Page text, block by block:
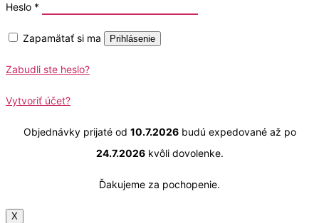
Heslo *
Zapamätať si ma Prihlásenie
Zabudli ste heslo?
Vytvoriť účet?
Objednávky prijaté od 10.7.2026budú expedované až po
24.7.2026kvôli dovolenke.
Ďakujeme za pochopenie.
X